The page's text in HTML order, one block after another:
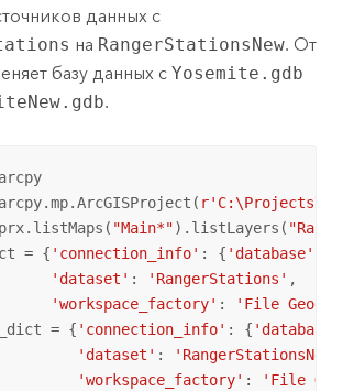
данных с
на RangerStationsNew. От
базу данных с Yosemite.gdb
.
"Main*").listLayers(
= { 'connection_info' : { 'database'
'dataset' : 'RangerStations' ,
'workspace_factory' :
'File
= { 'connection_info' : { 'database'
'dataset' : 'RangerStationsNew'
'workspace_factory' :
'File